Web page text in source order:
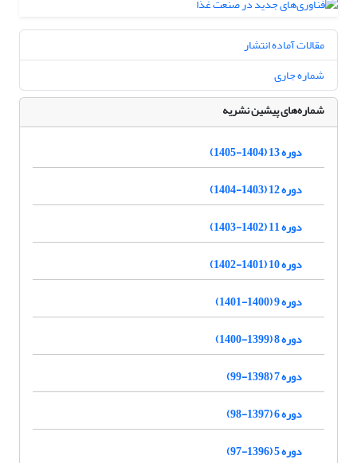
مقالات آماده انتشار
شماره جاری
شماره‌های پیشین نشریه
دوره 13 (1404-1405)
دوره 12 (1403-1404)
دوره 11 (1402-1403)
دوره 10 (1401-1402)
دوره 9 (1400-1401)
دوره 8 (1399-1400)
دوره 7 (1398-99)
دوره 6 (1397-98)
دوره 5 (1396-97)